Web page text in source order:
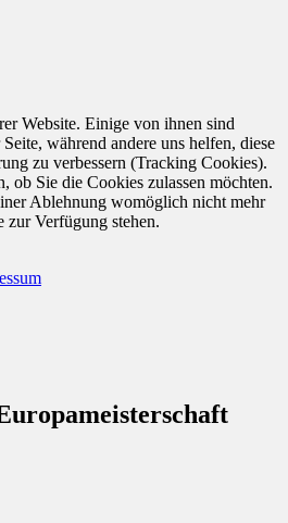
Website. Einige von ihnen sind
während andere uns helfen, diese
zu verbessern (Tracking Cookies).
ob Sie die Cookies zulassen möchten.
Ablehnung womöglich nicht mehr
zur Verfügung stehen.